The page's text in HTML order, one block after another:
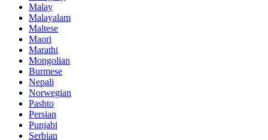
Malay
Malayalam
Maltese
Maori
Marathi
Mongolian
Burmese
Nepali
Norwegian
Pashto
Persian
Punjabi
Serbian